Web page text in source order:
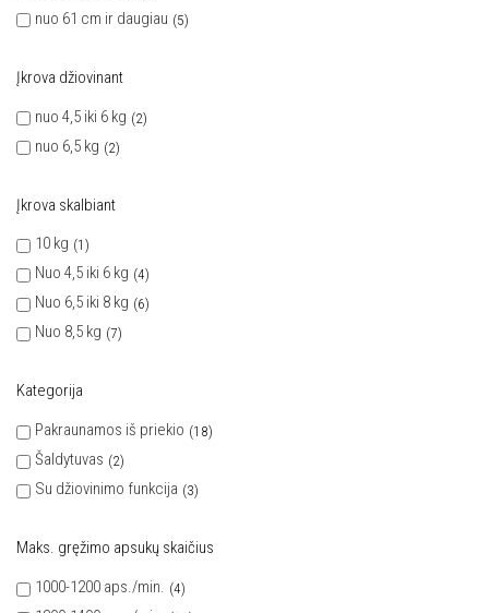
nuo 61 cm ir daugiau 5
Įkrova džiovinant
nuo 4,5 iki 6 kg
2
nuo 6,5 kg 2
Įkrova skalbiant
10 kg
1
Nuo 4,5 iki 6 kg 4
Nuo 6,5 iki 8 kg 6
Nuo 8,5 kg 7
Kategorija
Pakraunamos iš priekio
18
Šaldytuvas 2
Su džiovinimo funkcija 3
Maks. gręžimo apsukų skaičius
1000-1200 aps./min. 4